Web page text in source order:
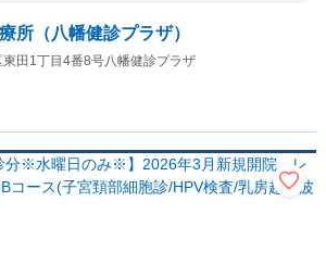
所（八幡健診プラザ）
田1丁目4番8号八幡健診プラザ